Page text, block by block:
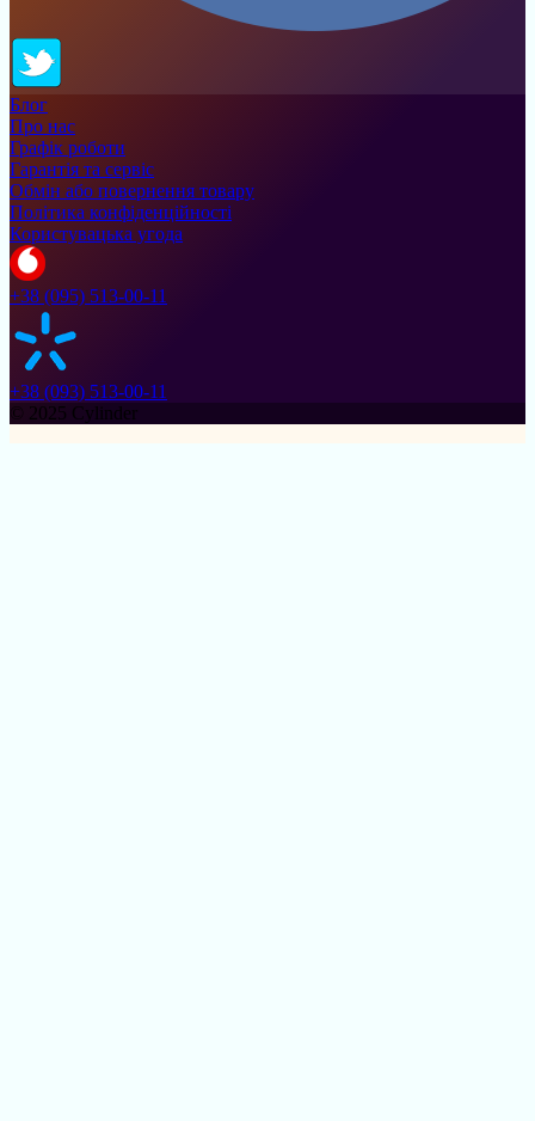
Блог
Про нас
Графік роботи
Гарантія та сервіс
Обмін або повернення товару
Політика конфіденційності
Користувацька угода
+38 (095) 513-00-11
+38 (093) 513-00-11
© 2025 Cylinder